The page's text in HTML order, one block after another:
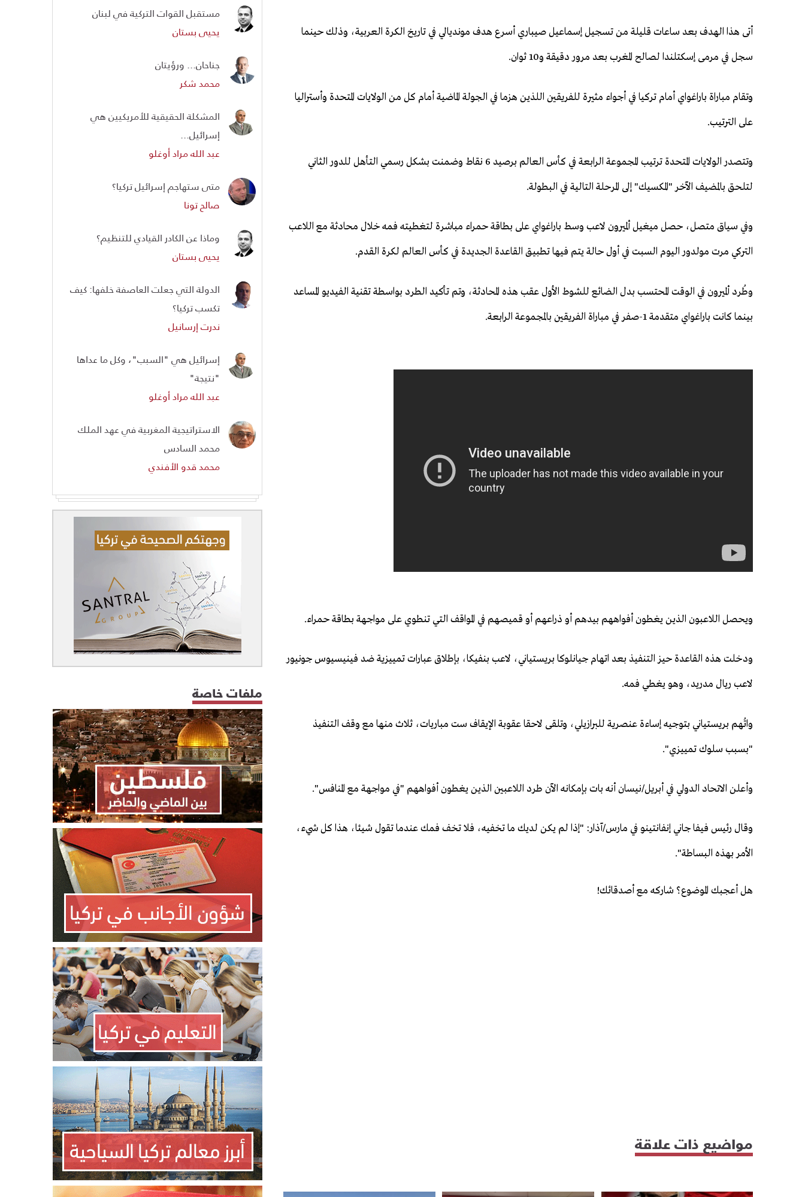
أتى هذا الهدف بعد ساعات قليلة من تسجيل إسماعيل صيباري أسرع هدف مونديالي في تاريخ الكرة العربية، وذلك حينما
سجل في مرمى إسكتلندا لصالح المغرب بعد مرور دقيقة و10 ثوان.
وتقام مباراة باراغواي أمام تركيا في أجواء مثيرة للفريقين اللذين هزما في الجولة الماضية أمام كل من الولايات المتحدة وأستراليا
على الترتيب.
وتتصدر الولايات المتحدة ترتيب المجموعة الرابعة في كأس العالم برصيد 6 نقاط وضمنت بشكل رسمي التأهل للدور الثاني
لتلحق بالمضيف الآخر "المكسيك" إلى المرحلة التالية في البطولة.
وفي سياق متصل، حصل ميغيل ألميرون لاعب وسط باراغواي على بطاقة حمراء ⁠مباشرة لتغطيته فمه خلال محادثة مع اللاعب
⁠التركي مرت مولدور اليوم السبت في أول حالة يتم فيها تطبيق القاعدة الجديدة في كأس ‌العالم لكرة القدم.
وطُرد ألميرون في الوقت المحتسب بدل الضائع للشوط الأول عقب هذه المحادثة، وتم تأكيد الطرد بواسطة تقنية الفيديو ⁠المساعد
بينما كانت باراغواي متقدمة ⁠1-صفر في مباراة الفريقين بالمجموعة الرابعة.
ويحصل اللاعبون الذين يغطون أفواههم ⁠بيدهم أو ذراعهم أو قميصهم في ⁠المواقف التي تنطوي ⁠على مواجهة بطاقة حمراء.
ودخلت هذه القاعدة حيز التنفيذ بعد اتهام ‌جيانلوكا بريستياني، لاعب بنفيكا، بإطلاق عبارات تمييزية ضد فينيسيوس جونيور
‌لاعب ‌ريال مدريد، وهو يغطي فمه.
واتُهم بريستياني بتوجيه إساءة عنصرية للبرازيلي، وتلقى لاحقا عقوبة الإيقاف ست مباريات، ثلاث منها مع وقف التنفيذ
"بسبب سلوك تمييزي".
وأعلن الاتحاد الدولي في أبريل/نيسان أنه بات بإمكانه الآن طرد اللاعبين الذين يغطون أفواههم "في مواجهة مع المنافس".
وقال رئيس فيفا جاني إنفانتينو في مارس/آذار: "إذا لم يكن لديك ما تخفيه، فلا تخف فمك عندما تقول شيئا، هذا كل شيء،
الأمر بهذه البساطة".
هل أعجبك الموضوع؟ شاركه مع أصدقائك!
مواضيع ذات علاقة
مستقبل القوات التركية في لبنان
يحيى بستان
جناحان... ورؤيتان
محمد شكر
المشكلة الحقيقية للأمريكيين هي
إسرائيل...
عبد الله مراد أوغلو
متى ستهاجم إسرائيل تركيا؟
صالح تونا
وماذا عن الكادر القيادي للتنظيم؟
يحيى بستان
الدولة التي جعلت العاصفة خلفها: كيف
تكسب تركيا؟
ندرت إرسانيل
إسرائيل هي "السبب"، وكل ما عداها
"نتيجة"
عبد الله مراد أوغلو
الاستراتيجية المغربية في عهد الملك
محمد السادس
محمد قدو الأفندي
ملفات خاصة